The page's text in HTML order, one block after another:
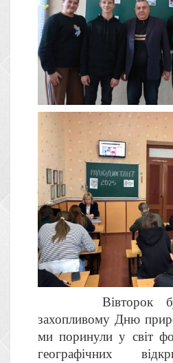
Вівторок був
захопливому Дню
ми поринули у світ
географічних